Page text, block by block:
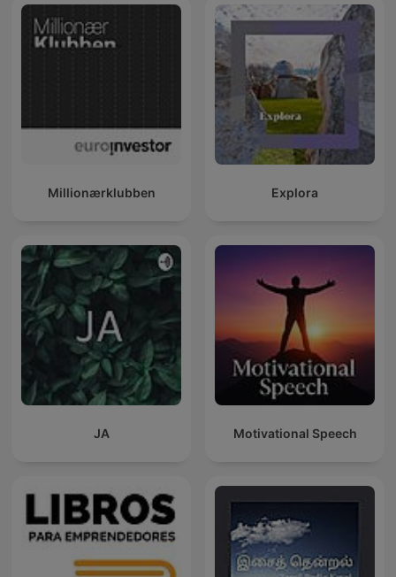
Millionærklubben Explora
JA Motivational Speech